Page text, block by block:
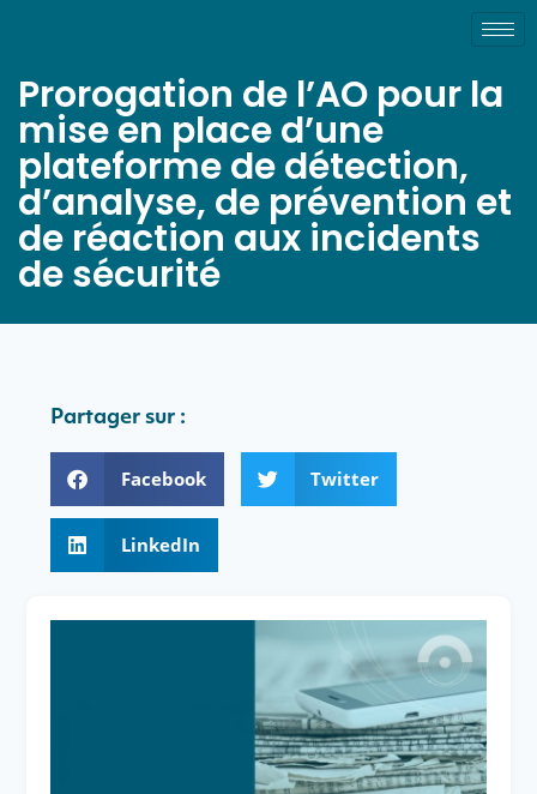
Prorogation de l’AO pour la
mise en place d’une
plateforme de détection,
d’analyse, de prévention et
de réaction aux incidents
de sécurité
Partager sur :
Facebook Twitter
LinkedIn